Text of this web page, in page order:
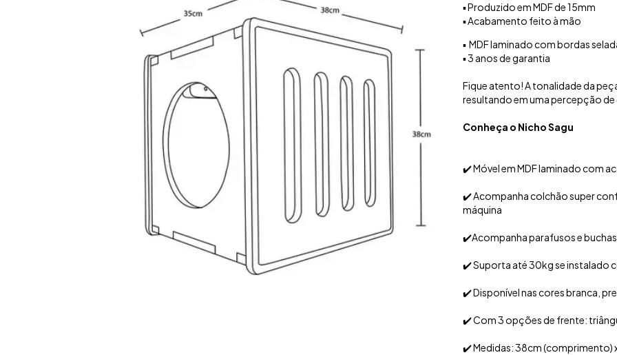
▪️ Produzido em MDF de 15mm
▪️ Acabamento feito à mão
▪️ MDF laminado com bordas
▪️ 3 anos de garantia
Fique atento! A tonalidade da
resultando em uma percepção de
Conheça o Nicho Sagu
✔️ Móvel em MDF laminado com
✔️ Acompanha colchão super
máquina
✔️Acompanha parafusos e
✔️ Suporta até 30kg se instalado
✔️ Disponível nas cores branca,
✔️ Com 3 opções de frente:
✔️ Medidas: 38cm (comprimento)